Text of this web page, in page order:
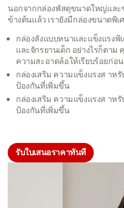
นอกจากกล่องพัสดุขนาดใหญ่แล
ข้างต้นแล้ว เรายังมีกล่องขนาดพิเ
กล่องลังแบบหนาและแข็งแรง
และจักรยานเด็ก อย่างไรก็ตา
ความสะอาดล้อให้เรียบร้อยก่อ
กล่องเสริม ความแข็งแรงส าห
ป้องกันที่เพิ่มขึ้น
กล่องเสริม ความแข็งแรงส าห
ป้องกันที่เพิ่มขึ้น
รับใบเสนอราคาทันที